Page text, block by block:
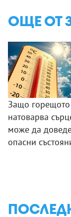
ОЩЕ ОТ
Защо
натоварва
може да
опасни